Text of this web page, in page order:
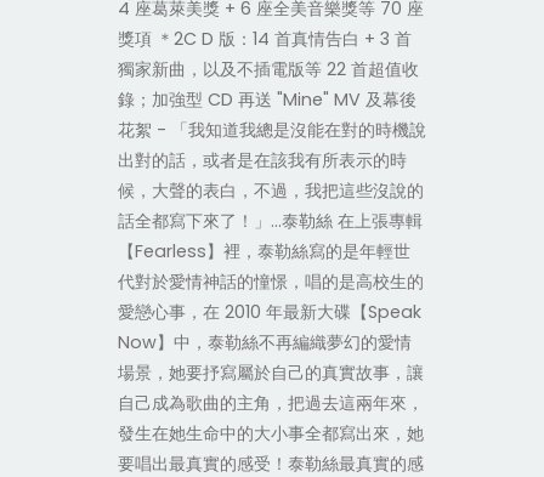
4 座葛萊美獎 + 6 座全美音樂獎等 70 座
獎項 ＊2C D 版：14 首真情告白 + 3 首
獨家新曲，以及不插電版等 22 首超值收
錄；加強型 CD 再送 "Mine" MV 及幕後
花絮 - 「我知道我總是沒能在對的時機說
出對的話，或者是在該我有所表示的時
候，大聲的表白，不過，我把這些沒說的
話全都寫下來了！」…泰勒絲 在上張專輯
【Fearless】裡，泰勒絲寫的是年輕世
代對於愛情神話的憧憬，唱的是高校生的
愛戀心事，在 2010 年最新大碟【Speak
Now】中，泰勒絲不再編織夢幻的愛情
場景，她要抒寫屬於自己的真實故事，讓
自己成為歌曲的主角，把過去這兩年來，
發生在她生命中的大小事全都寫出來，她
要唱出最真實的感受！泰勒絲最真實的感